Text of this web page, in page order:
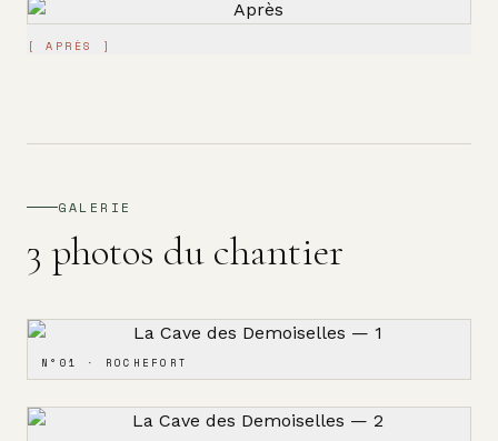
[ APRÈS ]
GALERIE
3 photos du chantier
N° 01 · ROCHEFORT